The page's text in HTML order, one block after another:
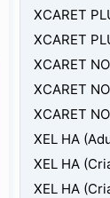
XCARET
XCARET
XCARET
XCARET
XCARET
XEL HA
XEL HA
XEL HA